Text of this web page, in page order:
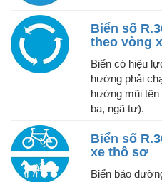
Biển số
theo vòng
Biển có hiệu
hướng phải
hướng mũi
ba, ngã tư).
Biển số
xe thô sơ
Biển báo